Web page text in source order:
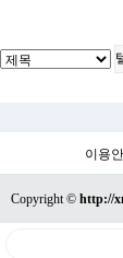
이용
Copyright © http://